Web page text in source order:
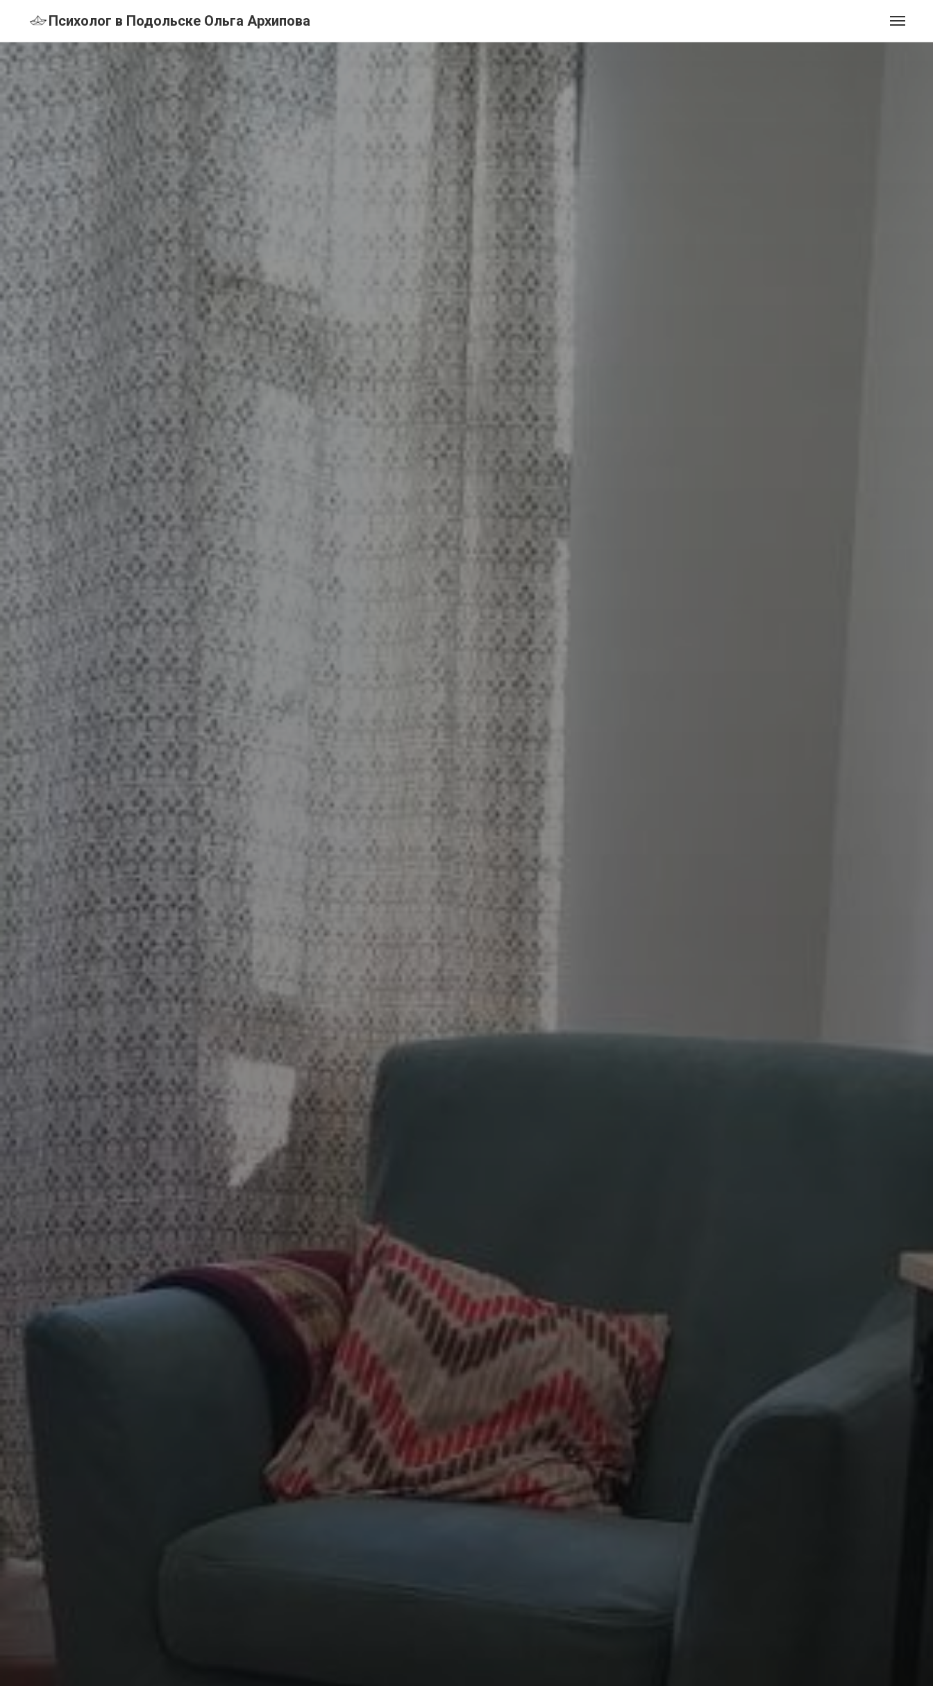
Психолог в Подольске Ольга Архипова